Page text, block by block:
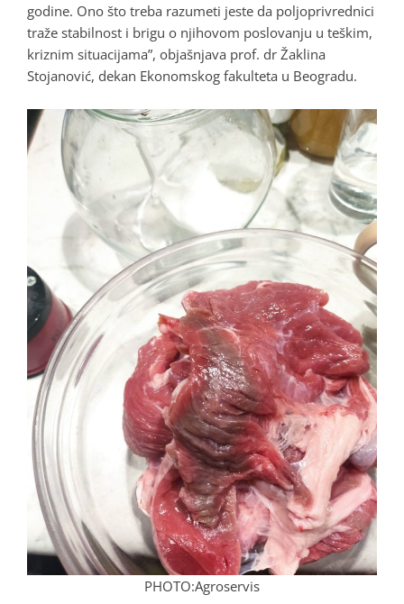
godine. Ono što treba razumeti jeste da poljoprivrednici
traže stabilnost i brigu o njihovom poslovanju u teškim,
kriznim situacijama”, objašnjava prof. dr Žaklina
Stojanović, dekan Ekonomskog fakulteta u Beogradu.
PHOTO:Agroservis